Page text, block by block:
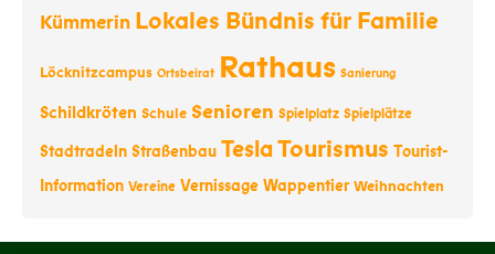
Kümmerin Lokales Bündnis für Familie
Löcknitzcampus Ortsbeirat Rathaus Sanierung
Schildkröten Schule Senioren Spielplatz Spielplätze
Stadtradeln Straßenbau TeslaTourismus Tourist-
Information Vereine Vernissage Wappentier Weihnachten